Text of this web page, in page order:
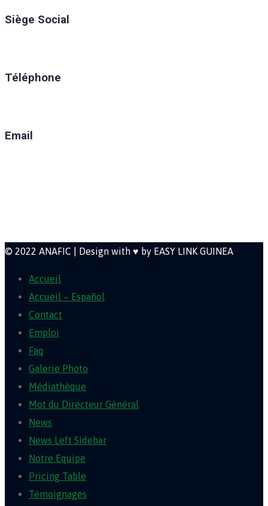
Siège Social
Téléphone
Email
© 2022 ANAFIC | Design with ♥ by EASY LINK GUINEA
Accueil
Accueil – Español
Contact
Emploi
Faq
Galerie Photo
Médiathèque
Mot du Directeur Général
News
News Left Sidebar
Notre Equipe
Pricing Table
Témoignages